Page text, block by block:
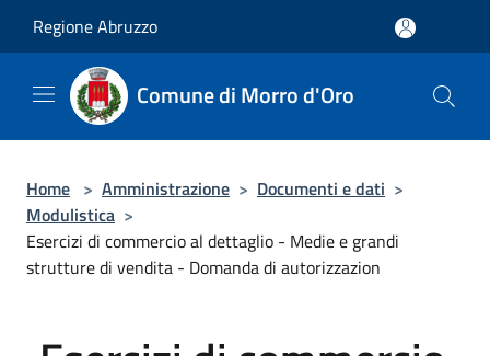
Regione Abruzzo
Comune di Morro d'Oro
Home > Amministrazione > Documenti e dati >
Modulistica >
Esercizi di commercio al dettaglio - Medie e grandi
strutture di vendita - Domanda di autorizzazion